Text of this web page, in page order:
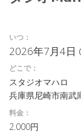
いつ：
2026年7月4日
どこで：
スタジオマハロ
兵庫県尼崎市南武
料金：
2.000円